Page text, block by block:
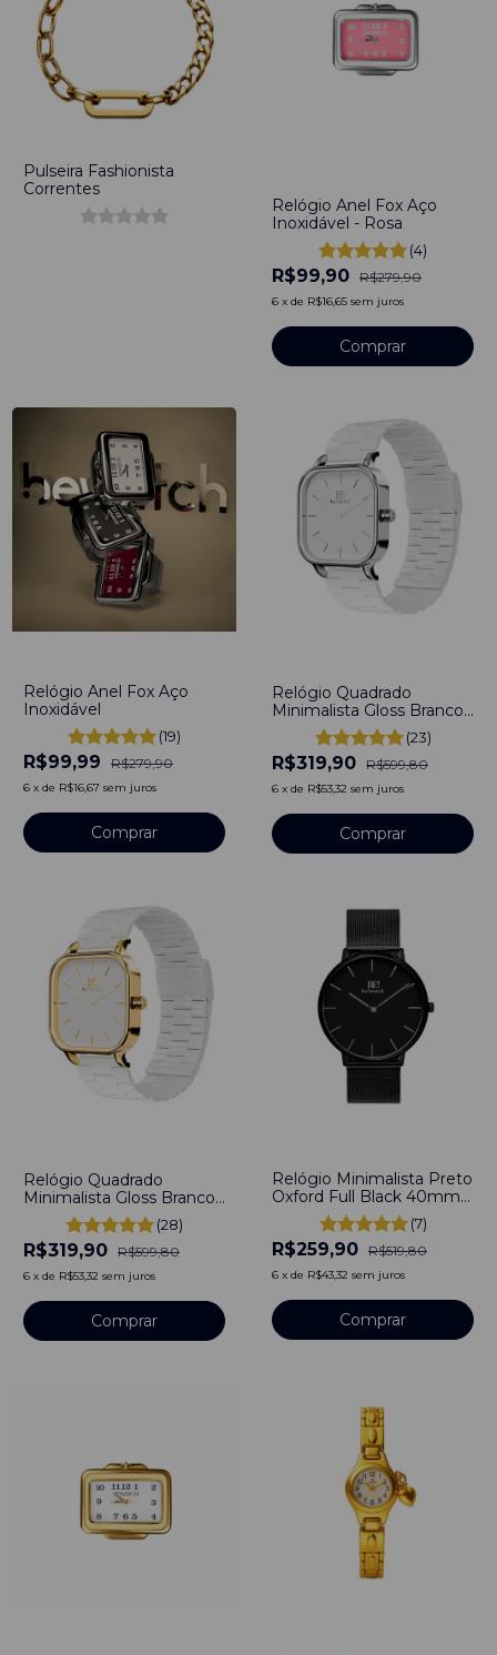
Pulseira Fashionista
Correntes
Relógio Anel Fox Aço
Inoxidável - Rosa
(4)
R$99,90 R$279,90
6 x de R$16,65 sem juros
Comprar
Relógio Anel Fox Aço
Inoxidável
(19)
R$99,99 R$279,90
6 x de R$16,67 sem juros
Comprar
Relógio Quadrado
Minimalista Gloss Branco
Aço Inoxidável 40mm
(23)
R$319,90 R$599,80
6 x de R$53,32 sem juros
Comprar
Relógio Quadrado
Minimalista Gloss Branco
Bewatch Aço Inoxidável
40mm
(28)
R$319,90 R$599,80
6 x de R$53,32 sem juros
Comprar
Relógio Minimalista Preto
Oxford Full Black 40mm
Aço Inoxidável banhado a
(7)
R$259,90 R$519,80
6 x de R$43,32 sem juros
Comprar